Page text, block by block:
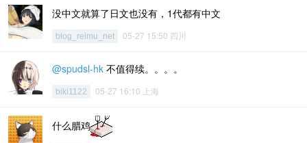
没中文就算了日文也没有，1代都有中文
blog_reimu_net 05-27 15:50 四川
@spudsl-hk 不值得续。。。。
biki1122 05-27 16:10 上海
什么腊鸡